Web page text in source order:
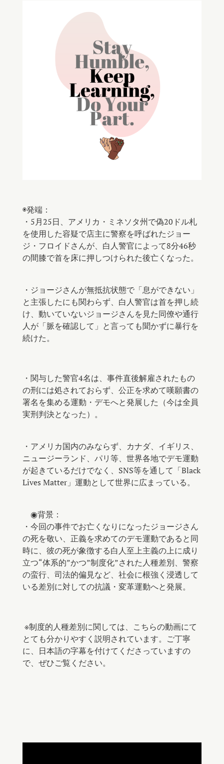
◉発端：
・5月25日、アメリカ・ミネソタ州で偽20ドル札
を使用した容疑で店主に警察を呼ばれたジョー
ジ・フロイドさんが、白人警官によって8分46秒
の間膝で首を床に押しつけられた後亡くなった。
・ジョージさんが無抵抗状態で「息ができない」
と主張したにも関わらず、白人警官は首を押し続
け、動いていないジョージさんを見た同僚や通行
人が「脈を確認して」と言っても聞かずに暴行を
続けた。 ⠀
・関与した警官4名は、事件直後解雇されたもの
の刑には処されておらず、公正を求めて嘆願書の
署名を集める運動・デモへと発展した（今は全員
実刑判決となった）。
・アメリカ国内のみならず、カナダ、イギリス、
ニュージーランド、パリ等、世界各地でデモ運動
が起きているだけでなく、SNS等を通して「Black
Lives Matter」運動として世界に広まっている。
⠀ ◉背景：
・今回の事件でお亡くなりになったジョージさん
の死を敬い、正義を求めてのデモ運動であると同
時に、彼の死が象徴する白人至上主義の上に成り
立つ“体系的”かつ”制度化”された人種差別、警察
の蛮行、司法的偏見など、社会に根強く浸透して
いる差別に対しての抗議・変革運動へと発展。 ⠀
※制度的人種差別に関しては、こちらの動画にて
とても分かりやすく説明されています。ご丁寧
に、日本語の字幕を付けてくださっていますの
で、ぜひご覧ください。